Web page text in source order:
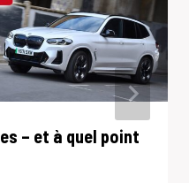
– et à quel point